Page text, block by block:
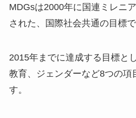
MDGsは2000年に国連ミレニ
された、国際社会共通の目標で
2015年までに達成する目標と
教育、ジェンダーなど8つの項
す。